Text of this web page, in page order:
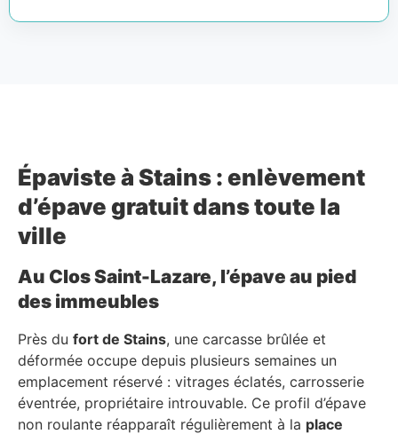
Épaviste à Stains : enlèvement
d’épave gratuit dans toute la
ville
Au Clos Saint-Lazare, l’épave au pied
des immeubles
Près du fort de Stains, une carcasse brûlée et
déformée occupe depuis plusieurs semaines un
emplacement réservé : vitrages éclatés, carrosserie
éventrée, propriétaire introuvable. Ce profil d’épave
non roulante réapparaît régulièrement à la place